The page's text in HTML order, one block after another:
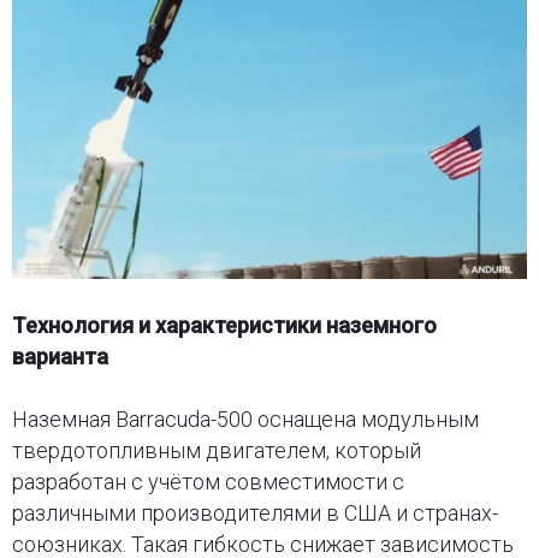
Технология и характеристики наземного
варианта
Наземная Barracuda-500 оснащена модульным
твердотопливным двигателем, который
разработан с учётом совместимости с
различными производителями в США и странах-
союзниках. Такая гибкость снижает зависимость